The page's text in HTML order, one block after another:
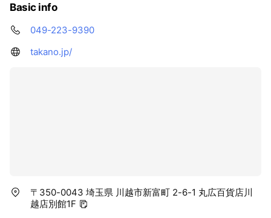
Basic info
049-223-9390
takano.jp/
〒350-0043 埼玉県 川越市新富町 2-6-1 丸広百貨店川
越店別館1F